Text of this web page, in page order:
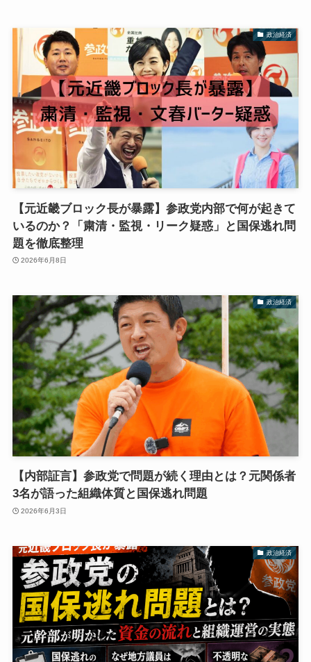
政治経済
【元近畿ブロック長が暴露】参政党内部で何が起きて
いるのか？「粛清・監視・リーク疑惑」と国保逃れ問
題を徹底整理
2026年6月8日
政治経済
【内部証言】参政党で問題が続く理由とは？元関係者
3名が語った組織体質と国保逃れ問題
2026年6月3日
政治経済